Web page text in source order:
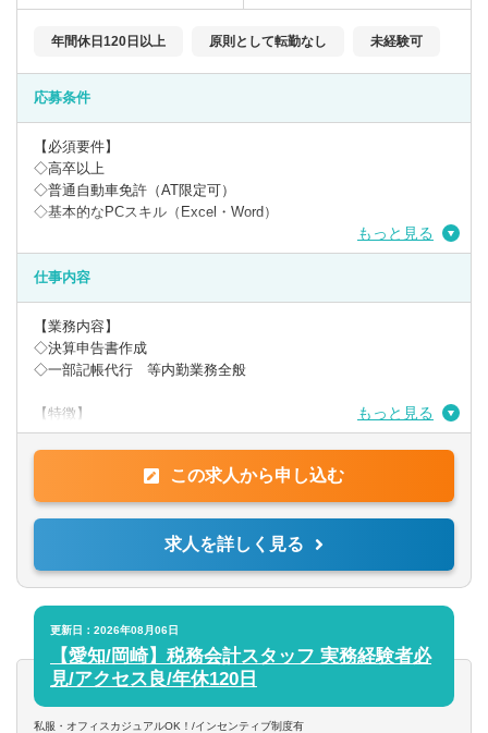
年間休日120日以上 原則として転勤なし 未経験可
応募条件
【必須要件】
◇高卒以上
◇普通自動車免許（AT限定可）
◇基本的なPCスキル（Excel・Word）
【歓迎要件】
◇第二新卒含む未経験者で税理士業界に興味のある方
◇税務業務の経験がある方
◇日商簿記3級をお持ちの方（お持ちでない方は入社前～入社後に
取得していただきます。）
◇責任感がある
◇自分事としてとらえることができること
◇会計業務や税務業務に興味がある方
◇新しいことに興味のある方
◇周囲の人と協力し、業務を勧められる方
◇成長意欲・向上心のある方
もっと見る
仕事内容
【業務内容】
◇決算申告書作成
◇一部記帳代行 等内勤業務全般
【特徴】
◇岩月靖夫税理士事務所は税務だけではなく、成長経営にこだわ
る税理士事務所です。
◇成長経営のパートナーとして、長期的に寄り添いながら質の良
い確かなサービスを提供しています。
◇医科歯科を今後も強化していく事務所です。
◇法人：個人は7：3です。
【仕事・入社後の流れ】
◇入力業務を中心に社内で内勤業務を行っていただきます。
未経験の方は先輩社員にサポートしていただきます。
【使用ソフト】
TKC・MF
もっと見る
この求人から申し込む
求人を詳しく見る
更新日：2026年08月06日
【愛知/岡崎】税務会計スタッフ 実務経験者必
見/アクセス良/年休120日
私服・オフィスカジュアルOK！/インセンティブ制度有